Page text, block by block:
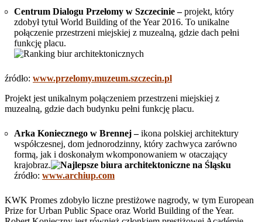
Centrum Dialogu Przełomy w Szczecinie –projekt, który
zdobył tytuł World Building of the Year 2016. To unikalne
połączenie przestrzeni miejskiej z muzealną, gdzie dach pełni
funkcję placu.
źródło: www.przelomy.muzeum.szczecin.pl
Projekt jest unikalnym połączeniem przestrzeni miejskiej z
muzealną, gdzie dach budynku pełni funkcję placu.
Arka Koniecznego w Brennej –ikona polskiej architektury
współczesnej, dom jednorodzinny, który zachwyca zarówno
formą, jak i doskonałym wkomponowaniem w otaczający
krajobraz.
źródło: www.archiup.com
KWK Promes zdobyło liczne prestiżowe nagrody, w tym European
Prize for Urban Public Space oraz World Building of the Year.